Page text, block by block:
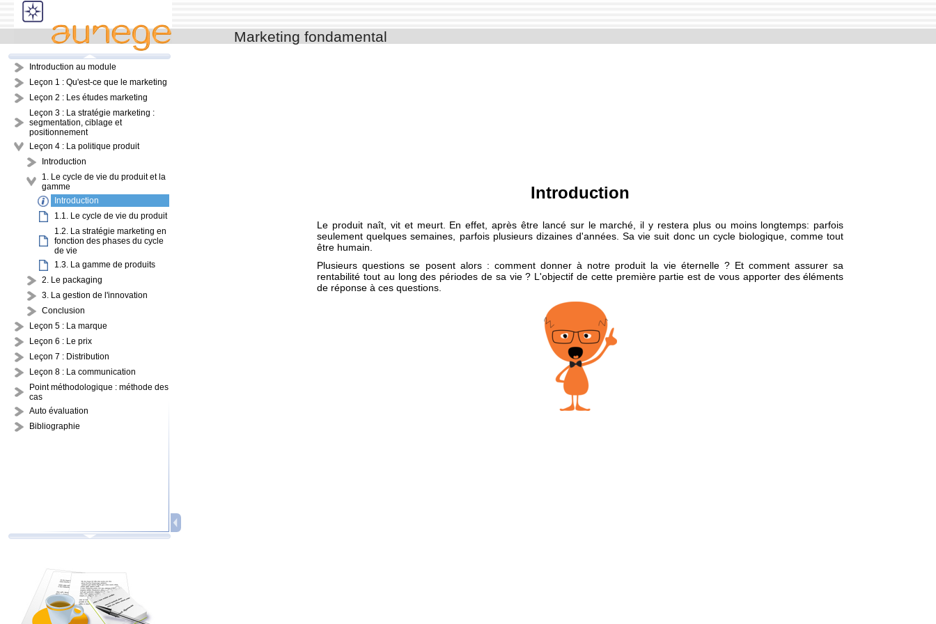
Marketing fondamental
Introduction au module
Leçon 1 : Qu'est-ce que le marketing
Leçon 2 : Les études marketing
Leçon 3 : La stratégie marketing :
segmentation, ciblage et
positionnement
Leçon 4 : La politique produit
Introduction
1. Le cycle de vie du produit et la
gamme
Introduction
1.1. Le cycle de vie du produit
1.2. La stratégie marketing en
fonction des phases du cycle
de vie
1.3. La gamme de produits
2. Le packaging
3. La gestion de l'innovation
Conclusion
Leçon 5 : La marque
Leçon 6 : Le prix
Leçon 7 : Distribution
Leçon 8 : La communication
Point méthodologique : méthode des
cas
Auto évaluation
Bibliographie
Introduction
Le produit naît, vit et meurt. En effet, après être lancé sur le marché, il y restera plus ou moins longtemps: parfois
seulement quelques semaines, parfois plusieurs dizaines d'années. Sa vie suit donc un cycle biologique, comme tout
être humain.
Plusieurs questions se posent alors : comment donner à notre produit la vie éternelle ? Et comment assurer sa
rentabilité tout au long des périodes de sa vie ? L'objectif de cette première partie est de vous apporter des éléments
de réponse à ces questions.